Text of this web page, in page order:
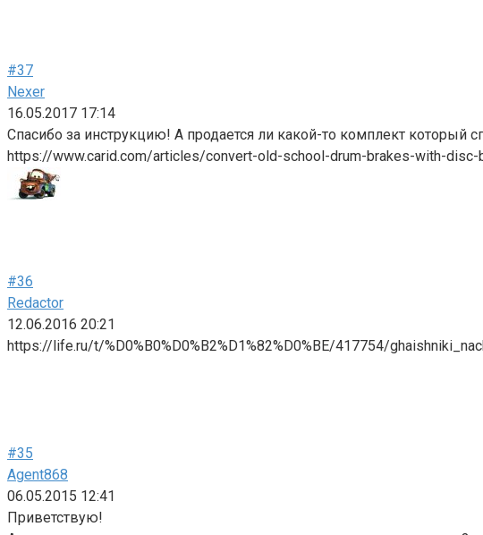
#37
Nexer
16.05.2017 17:14
Спасибо за инструкцию! А продается ли какой-то комплект который
https://www.carid.com/articles/convert-old-school-drum-brakes-with-disc-
#36
Redactor
12.06.2016 20:21
https://life.ru/t/%D0%B0%D0%B2%D1%82%D0%BE/417754/
#35
Agent868
06.05.2015 12:41
Приветствую!